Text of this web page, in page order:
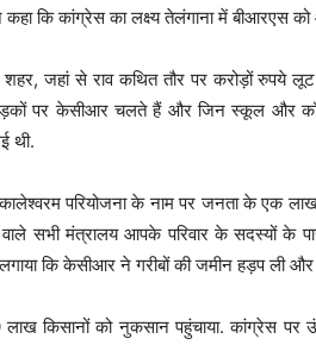
कि कांग्रेस का लक्ष्य तेलंगाना में बीआरएस को
शहर, जहां से राव कथित तौर पर करोड़ों
पर केसीआर चलते हैं और जिन स्कूल और
थी.
कालेश्वरम परियोजना के नाम पर जनता के एक
वाले सभी मंत्रालय आपके परिवार के सदस्यों
कि केसीआर ने गरीबों की जमीन हड़प ली और
किसानों को नुकसान पहुंचाया. कांग्रेस पर